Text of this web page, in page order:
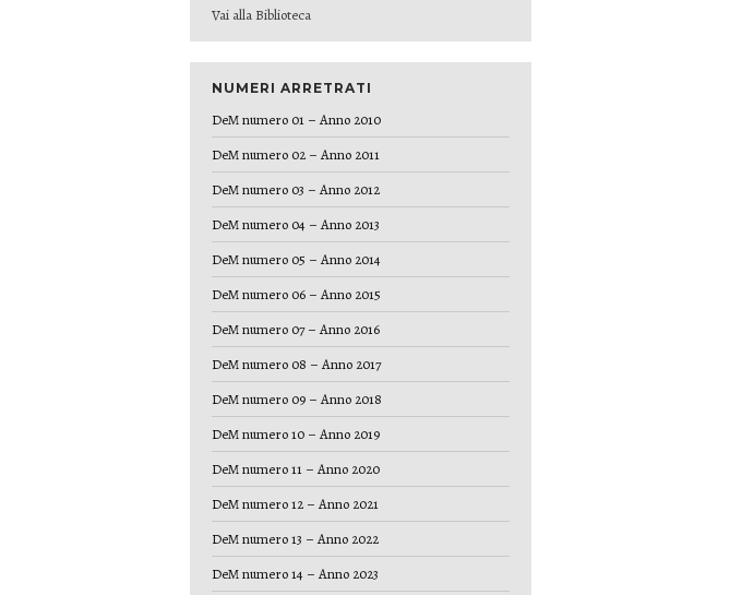
Vai alla Biblioteca
NUMERI ARRETRATI
DeM numero 01 – Anno 2010
DeM numero 02 – Anno 2011
DeM numero 03 – Anno 2012
DeM numero 04 – Anno 2013
DeM numero 05 – Anno 2014
DeM numero 06 – Anno 2015
DeM numero 07 – Anno 2016
DeM numero 08 – Anno 2017
DeM numero 09 – Anno 2018
DeM numero 10 – Anno 2019
DeM numero 11 – Anno 2020
DeM numero 12 – Anno 2021
DeM numero 13 – Anno 2022
DeM numero 14 – Anno 2023